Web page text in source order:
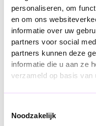
personaliseren, om
en om ons
informatie over uw
partners voor social
partners kunnen deze
informatie die u aan ze
verzameld op basis van
Noodzakelijk
ARMENTEKORT
Bekijk project